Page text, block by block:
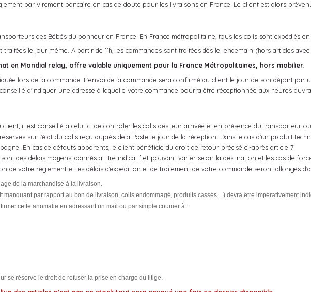
par virement bancaire en cas de doute pour les livraisons en France. Le client est alors
des Bébés du bonheur en France. En France métropolitaine, tous les colis sont expédiés
traitées le jour même. A partir de 11h, les commandes sont traitées dès le lendemain (hors articles avec
en Mondial relay, offre valable uniquement pour la France Métropolitaines, hors mobilier.
lors de la commande. L'envoi de la commande sera confirmé au client le jour de son départ
d'indiquer une adresse à laquelle votre commande pourra être réceptionnée aux heures
il est conseillé à celui-ci de contrôler les colis dès leur arrivée et en présence du transporteur
sur l'état du colis reçu auprès dela Poste le jour de la réception. Dans le cas d'un produit
En cas de défauts apparents, le client bénéficie du droit de retour précisé ci-après article 7.
des délais moyens, donnés à titre indicatif et pouvant varier selon la destination et les cas de
de votre règlement et les délais d'expédition et de traitement de votre commande seront allongés
de la marchandise à la livraison.
par rapport au bon de livraison, colis endommagé, produits cassés…) devra être impérativement
cette anomalie en adressant un mail ou par simple courrier à :
se réserve le droit de refuser la prise en charge du litige.